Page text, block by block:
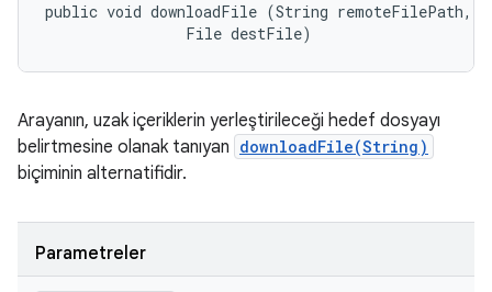
public void downloadFile (String remoteFilePath,
                File destFile)
Arayanın, uzak içeriklerin yerleştirileceği hedef dosyayı
belirtmesine olanak tanıyan downloadFile(String)
biçiminin alternatifidir.
Parametreler